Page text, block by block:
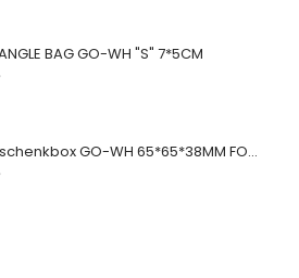
BAG GO-WH "S" 7*5CM
BERNS Geschenkbox GO-WH 65*65*38MM FOR SMALL SETS